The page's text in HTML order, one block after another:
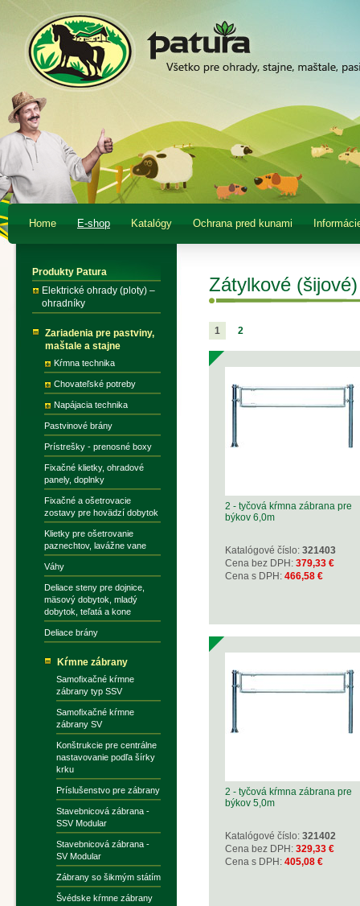
Home E-shop Katalógy Ochrana pred kunami
Produkty Patura
Elektrické ohrady (ploty) –
ohradníky
Zariadenia pre pastviny,
maštale a stajne
Kŕmna technika
Chovateľské potreby
Napájacia technika
Pastvinové brány
Prístrešky - prenosné boxy
Fixačné klietky, ohradové
panely, doplnky
Fixačné a ošetrovacie
zostavy pre hovädzí dobytok
Klietky pre ošetrovanie
paznechtov, lavážne vane
Váhy
Deliace steny pre dojnice,
mäsový dobytok, mladý
dobytok, teľatá a kone
Deliace brány
Kŕmne zábrany
Samofixačné kŕmne
zábrany typ SSV
Samofixačné kŕmne
zábrany SV
Konštrukcie pre centrálne
nastavovanie podľa šírky
krku
Príslušenstvo pre zábrany
Stavebnicová zábrana -
SSV Modular
Stavebnicová zábrana -
SV Modular
Zábrany so šikmým státím
Švédske kŕmne zábrany
Zátylkové
1 2
2 - tyčová kŕmna zábrana pre
býkov 6,0m
Katalógové číslo: 321403
Cena bez DPH: 379,33 €
Cena s DPH: 466,58 €
2 - tyčová kŕmna zábrana pre
býkov 5,0m
Katalógové číslo: 321402
Cena bez DPH: 329,33 €
Cena s DPH: 405,08 €